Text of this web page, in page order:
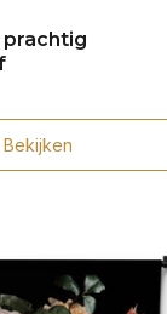
prachtig
Bekijken